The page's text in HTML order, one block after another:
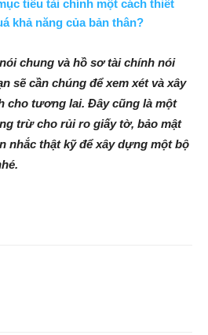
tiêu tài chính một cách thiết
khả năng của bản thân?
chung và hồ sơ tài chính nói
sẽ cần chúng để xem xét và xây
cho tương lai. Đây cũng là một
trừ cho rủi ro giấy tờ, bảo mật
nhắc thật kỹ để xây dựng một bộ